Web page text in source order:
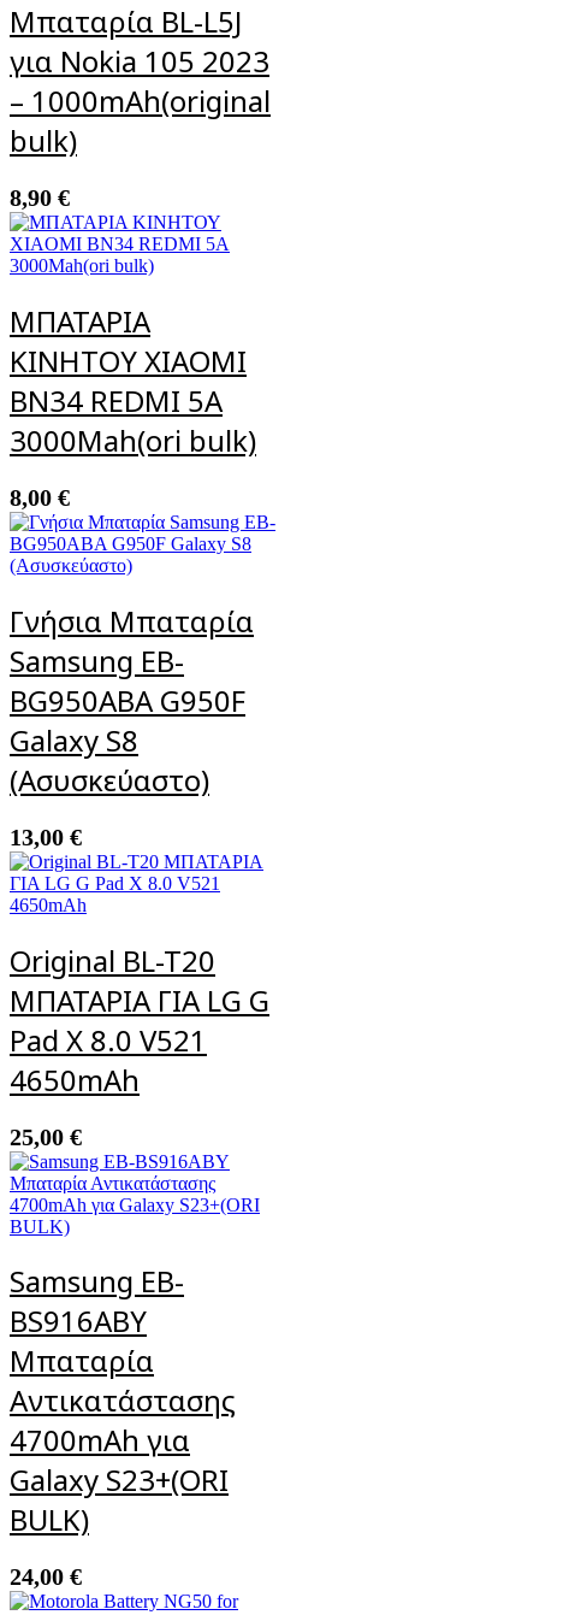
Μπαταρία BL-L5J
για Nokia 105 2023
– 1000mAh(original
bulk)
8,90 €
ΜΠΑΤΑΡΙΑ
ΚΙΝΗΤΟΥ XIAOMI
BN34 REDMI 5A
3000Mah(ori bulk)
8,00 €
Γνήσια Μπαταρία
Samsung EB-
BG950ABA G950F
Galaxy S8
(Ασυσκεύαστο)
13,00 €
Original BL-T20
ΜΠΑΤΑΡΙΑ ΓΙΑ LG G
Pad X 8.0 V521
4650mAh
25,00 €
Samsung EB-
BS916ABY
Μπαταρία
Αντικατάστασης
4700mAh για
Galaxy S23+(ORI
BULK)
24,00 €